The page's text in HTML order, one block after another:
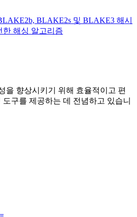
BLAKE2s 및 BLAKE3 해시
한 해싱 알고리즘
을 향상시키기 위해 효율적이고 편
구를 제공하는 데 전념하고 있습니